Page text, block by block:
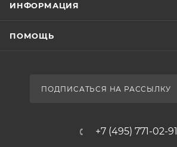
ИНФОРМАЦИЯ
ПОМОЩЬ
ПОДПИСАТЬСЯ НА РАССЫЛКУ
+7 (495) 771-02-91